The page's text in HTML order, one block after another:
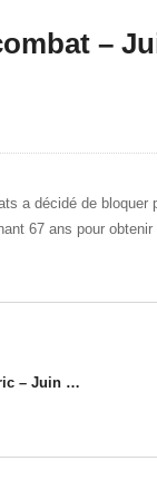
–
a décidé de
67 ans pour
Hommage à Clément Méric – Juin 2016